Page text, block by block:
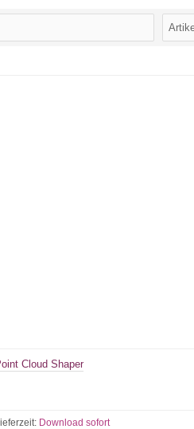
Cloud Shaper
Download sofort